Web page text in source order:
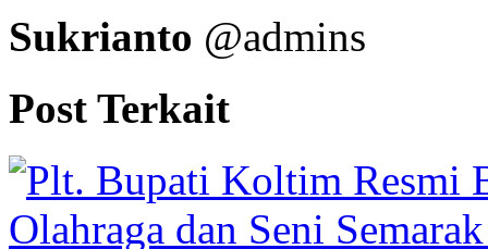
Sukrianto @admins
Post Terkait